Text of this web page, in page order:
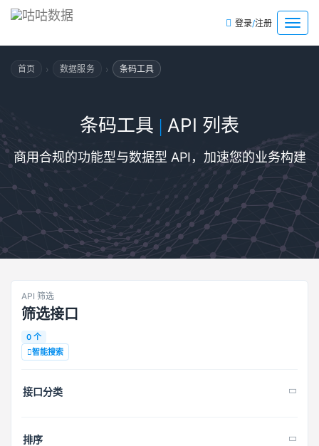
菜
单
登录/注册
首页 › 数据服务 › 条码工具
条码工具 | API 列表
商用合规的功能型与数据型 API，加速您的业务构建
API 筛选
筛选接口
0 个
智能搜索
接口分类
排序